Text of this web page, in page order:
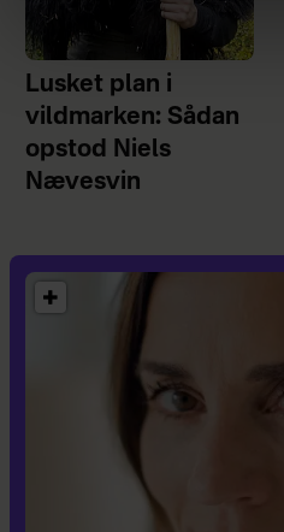
Lusket plan i
vildmarken: Sådan
opstod Niels
Nævesvin